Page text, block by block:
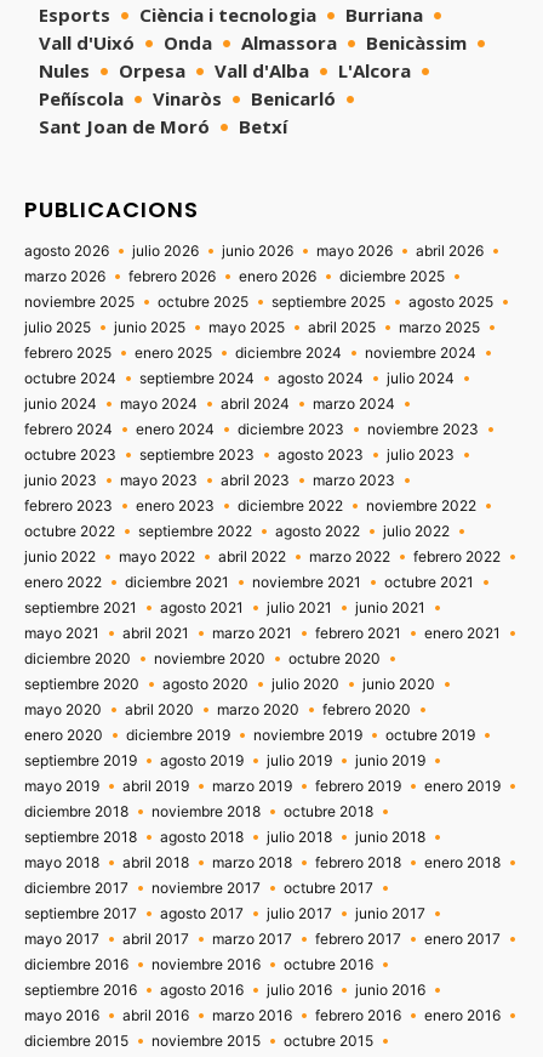
Esports
Ciència i tecnologia
Burriana
Vall d'Uixó
Onda Almassora
Benicàssim
Nules
Orpesa Vall d'Alba
L'Alcora
Peñíscola
Vinaròs
Benicarló
Sant Joan de Moró
Betxí
PUBLICACIONS
agosto 2026 julio 2026 junio 2026 mayo 2026
abril 2026
marzo 2026
febrero 2026 enero 2026
diciembre 2025
noviembre 2025
octubre 2025 septiembre 2025
agosto 2025
julio 2025
junio 2025 mayo 2025 abril 2025
marzo 2025
febrero 2025
enero 2025 diciembre 2024
noviembre 2024
octubre 2024
septiembre 2024 agosto 2024
julio 2024
junio 2024
mayo 2024 abril 2024
marzo 2024
febrero 2024
enero 2024 diciembre 2023
noviembre 2023
octubre 2023
septiembre 2023 agosto 2023
julio 2023
junio 2023
mayo 2023 abril 2023
marzo 2023
febrero 2023
enero 2023 diciembre 2022
noviembre 2022
octubre 2022
septiembre 2022 agosto 2022
julio 2022
junio 2022
mayo 2022 abril 2022 marzo 2022
febrero 2022
enero 2022
diciembre 2021 noviembre 2021
octubre 2021
septiembre 2021
agosto 2021 julio 2021
junio 2021
mayo 2021
abril 2021 marzo 2021 febrero 2021
enero 2021
diciembre 2020
noviembre 2020
octubre 2020
septiembre 2020
agosto 2020 julio 2020
junio 2020
mayo 2020
abril 2020 marzo 2020
febrero 2020
enero 2020
diciembre 2019 noviembre 2019
octubre 2019
septiembre 2019
agosto 2019 julio 2019
junio 2019
mayo 2019
abril 2019 marzo 2019 febrero 2019
enero 2019
diciembre 2018
noviembre 2018
octubre 2018
septiembre 2018
agosto 2018 julio 2018
junio 2018
mayo 2018
abril 2018 marzo 2018 febrero 2018
enero 2018
diciembre 2017
noviembre 2017
octubre 2017
septiembre 2017
agosto 2017 julio 2017
junio 2017
mayo 2017
abril 2017 marzo 2017 febrero 2017
enero 2017
diciembre 2016
noviembre 2016
octubre 2016
septiembre 2016
agosto 2016 julio 2016
junio 2016
mayo 2016
abril 2016 marzo 2016 febrero 2016
enero 2016
diciembre 2015
noviembre 2015
octubre 2015